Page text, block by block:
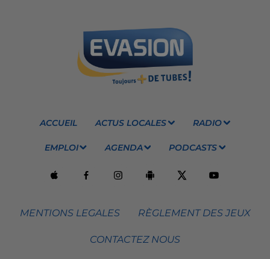
ACCUEIL ACTUS LOCALES RADIO
EMPLOI AGENDA PODCASTS
MENTIONS LEGALES RÈGLEMENT DES JEUX
CONTACTEZ NOUS